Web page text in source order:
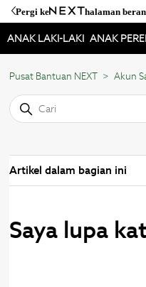
Pergi ke halaman
ANAK LAKI-LAKI ANAK
Pusat Bantuan NEXT Akun
Artikel dalam bagian ini
Saya lupa